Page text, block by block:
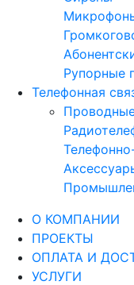
Рупорные
Телефонная
О КОМПАНИИ
ПРОЕКТЫ
ОПЛАТА И
УСЛУГИ